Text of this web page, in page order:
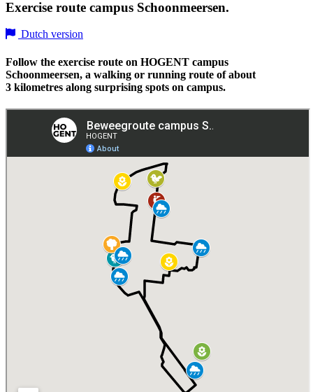
Exercise route campus Schoonmeersen.
Dutch version
Follow the exercise route on HOGENT campus
Schoonmeersen, a walking or running route of about
3 kilometres along surprising spots on campus.